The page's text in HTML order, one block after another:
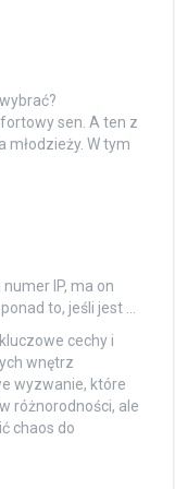
sen. A ten z
młodzieży. W tym
IP, ma on
to, jeśli jest …
cechy i
wnętrz
wyzwanie, które
różnorodności, ale
chaos do